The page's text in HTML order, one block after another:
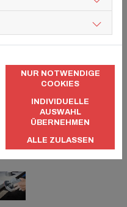
NUR NOTWENDIGE
COOKIES
INDIVIDUELLE
AUSWAHL
ÜBERNEHMEN
ALLE ZULASSEN